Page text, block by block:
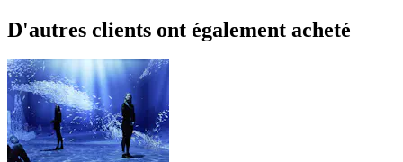
D'autres clients ont également acheté